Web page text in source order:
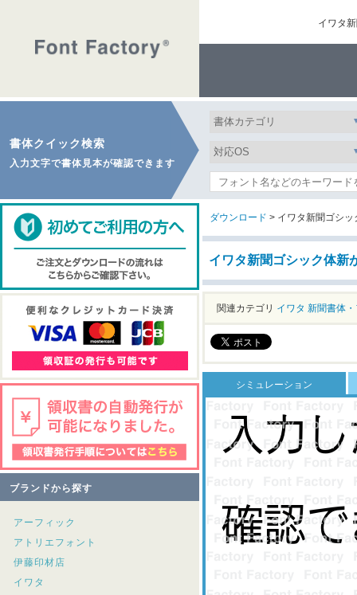
イワタ
書体クイック検索
入力文字で書体見本が確認できます
ブランドから探す
アーフィック
アトリエフォント
伊藤印材店
イワタ
ダウンロード > イワタ新聞ゴシ
イワタ新聞ゴシック体新
関連カテゴリ イワタ 新聞書体
シミュレーション